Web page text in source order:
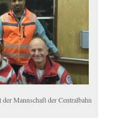
Mannschaft der Centralbahn